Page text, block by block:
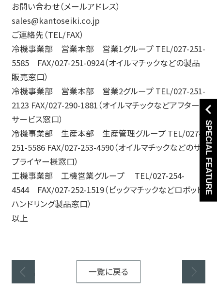
お問い合わせ（メールアドレス）
sales@kantoseiki.co.jp
ご連絡先（TEL/FAX）
冷機事業部 営業本部 営業1グループ TEL/027-251-
5585 FAX/027-251-0924（オイルマチックなどの製品
販売窓口）
冷機事業部 営業本部 営業2グループ TEL/027-251-
2123 FAX/027-290-1881（オイルマチックなどアフター
サービス窓口）
冷機事業部 生産本部 生産管理グループ TEL/027-
251-5586 FAX/027-253-4590（オイルマチックなどのサ
プライヤー様窓口）
工機事業部 工機営業グループ TEL/027-254-
4544 FAX/027-252-1519（ピックマチックなどロボット
ハンドリング製品窓口）
以上
前の記事 次の記事
一覧に戻る
SPECIAL FEATURE